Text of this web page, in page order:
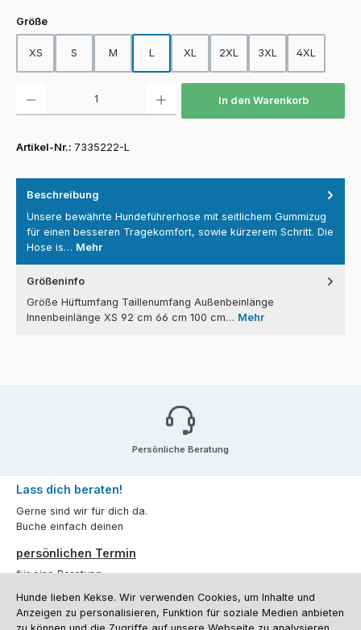
Größeauswählen
XS S M L XL 2XL 3XL 4XL
In den Warenkorb
Artikel-Nr.: 7335222-L
Beschreibung
Unsere bewährte Hundeführerhose mit seitlichem Gummizug
für einen besseren Tragekomfort, sowie kürzerem Schritt. Die
Hose is… Mehr
Größeninfo
Größe Hüftumfang Taillenumfang Außenbeinlänge
Innenbeinlänge XS 92 cm 66 cm 100 cm… Mehr
Persönliche Beratung
Lass dich beraten!
Gerne sind wir für dich da.
Buche einfach deinen
persönlichen Termin
für eine Beratung.
Oder über unserKontaktformular.
Hunde lieben Kekse. Wir verwenden Cookies, um Inhalte und
Anzeigen zu personalisieren, Funktion für soziale Medien anbieten